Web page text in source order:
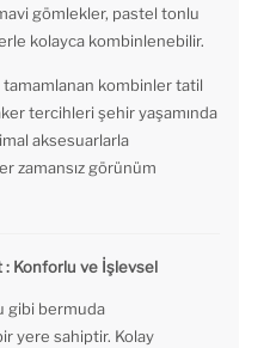
gömlekler, pastel tonlu
kolayca kombinlenebilir.
tamamlanan kombinler tatil
tercihleri şehir yaşamında
aksesuarlarla
zamansız görünüm
: Konforlu ve İşlevsel
gibi bermuda
yere sahiptir. Kolay